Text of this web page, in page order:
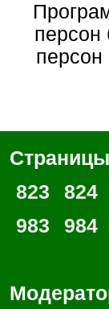
Программа для Windows, Linux и MacOS. До 40
персон
персон
823
824
983
984